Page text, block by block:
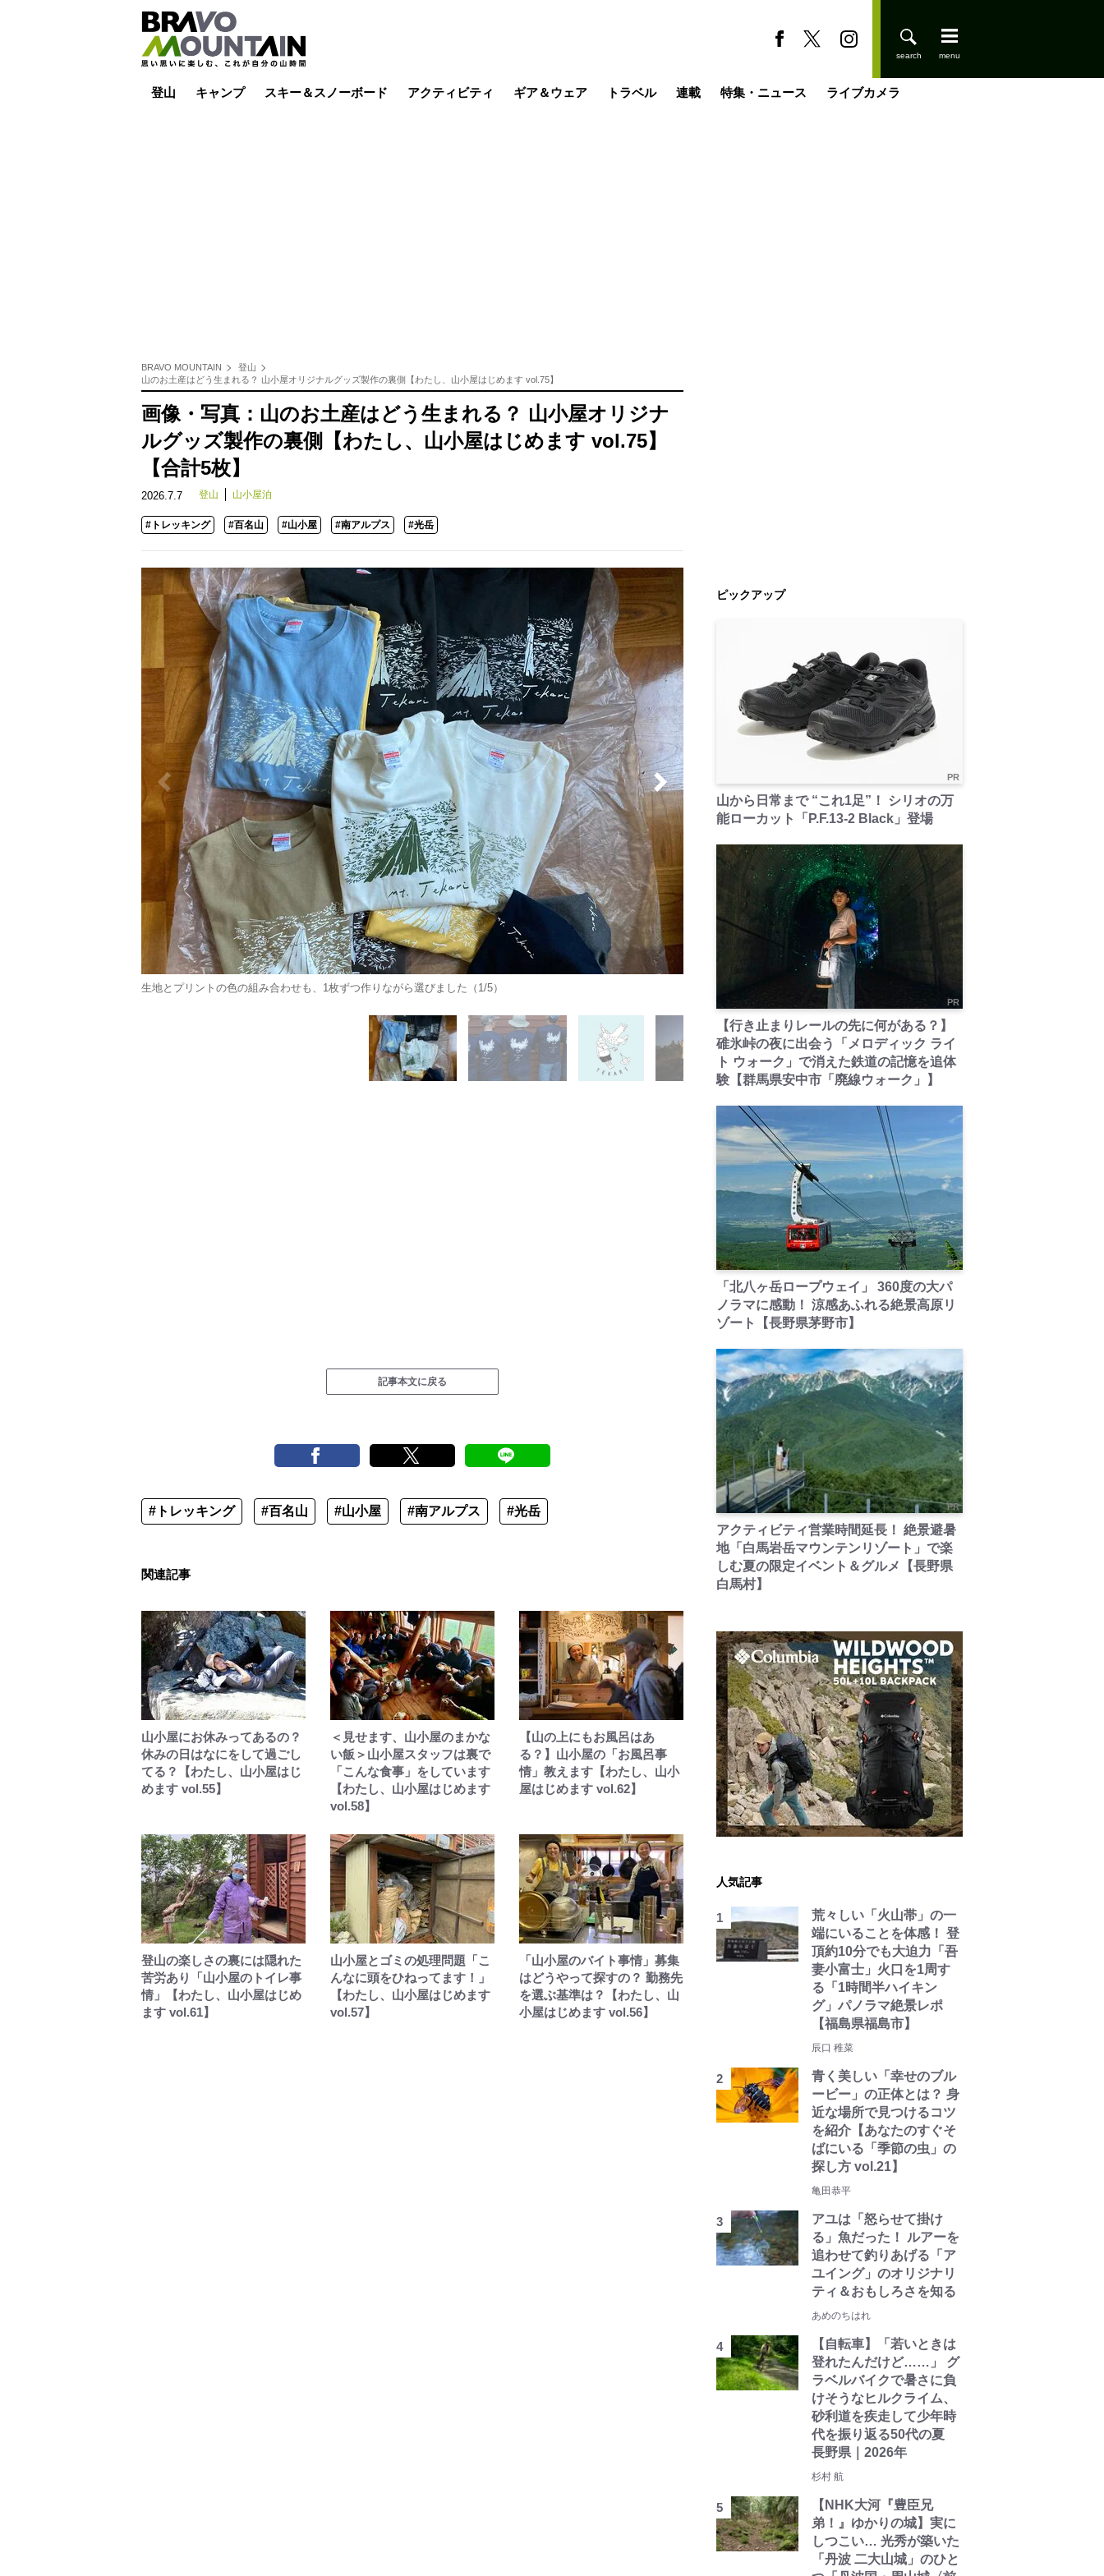
登山 キャンプ スキー＆スノーボード アクティビティ ギア＆ウェア トラベル 連載 特集・ニュース ライブカメラ
BRAVO MOUNTAIN
登山
山のお土産はどう生まれる？ 山小屋オリジナルグッズ製作の裏側【わたし、山小屋はじめます vol.75】
画像・写真：山のお土産はどう生まれる？ 山小屋オリジナ
ルグッズ製作の裏側【わたし、山小屋はじめます vol.75】
【合計5枚】
2026.7.7 登山 山小屋泊
#トレッキング #百名山 #山小屋 #南アルプス #光岳
生地とプリントの色の組み合わせも、1枚ずつ作りながら選びました（1/5）
記事本文に戻る
#トレッキング #百名山 #山小屋 #南アルプス #光岳
関連記事
山小屋にお休みってあるの？
休みの日はなにをして過ごし
てる？【わたし、山小屋はじ
めます vol.55】
＜見せます、山小屋のまかな
い飯＞山小屋スタッフは裏で
「こんな食事」をしています
【わたし、山小屋はじめます
vol.58】
【山の上にもお風呂はあ
る？】山小屋の「お風呂事
情」教えます【わたし、山小
屋はじめます vol.62】
登山の楽しさの裏には隠れた
苦労あり「山小屋のトイレ事
情」【わたし、山小屋はじめ
ます vol.61】
山小屋とゴミの処理問題「こ
んなに頭をひねってます！」
【わたし、山小屋はじめます
vol.57】
「山小屋のバイト事情」募集
はどうやって探すの？ 勤務先
を選ぶ基準は？【わたし、山
小屋はじめます vol.56】
ピックアップ
PR
山から日常まで “これ1足”！ シリオの万
能ローカット「P.F.13-2 Black」登場
PR
【行き止まりレールの先に何がある？】
碓氷峠の夜に出会う「メロディック ライ
ト ウォーク」で消えた鉄道の記憶を追体
験【群馬県安中市「廃線ウォーク」】
PR
「北八ヶ岳ロープウェイ」 360度の大パ
ノラマに感動！ 涼感あふれる絶景高原リ
ゾート【長野県茅野市】
PR
アクティビティ営業時間延長！ 絶景避暑
地「白馬岩岳マウンテンリゾート」で楽
しむ夏の限定イベント＆グルメ【長野県
白馬村】
人気記事
荒々しい「火山帯」の一
端にいることを体感！ 登
頂約10分でも大迫力「吾
妻小富士」火口を1周す
る「1時間半ハイキン
グ」パノラマ絶景レポ
【福島県福島市】
辰口 稚菜
青く美しい「幸せのブル
ービー」の正体とは？ 身
近な場所で見つけるコツ
を紹介【あなたのすぐそ
ばにいる「季節の虫」の
探し方 vol.21】
亀田恭平
アユは「怒らせて掛け
る」魚だった！ ルアーを
追わせて釣りあげる「ア
ユイング」のオリジナリ
ティ＆おもしろさを知る
あめのちはれ
【自転車】「若いときは
登れたんだけど……」 グ
ラベルバイクで暑さに負
けそうなヒルクライム、
砂利道を疾走して少年時
代を振り返る50代の夏
長野県｜2026年
杉村 航
【NHK大河『豊臣兄
弟！』ゆかりの城】実に
しつこい… 光秀が築いた
「丹波 二大山城」のひと